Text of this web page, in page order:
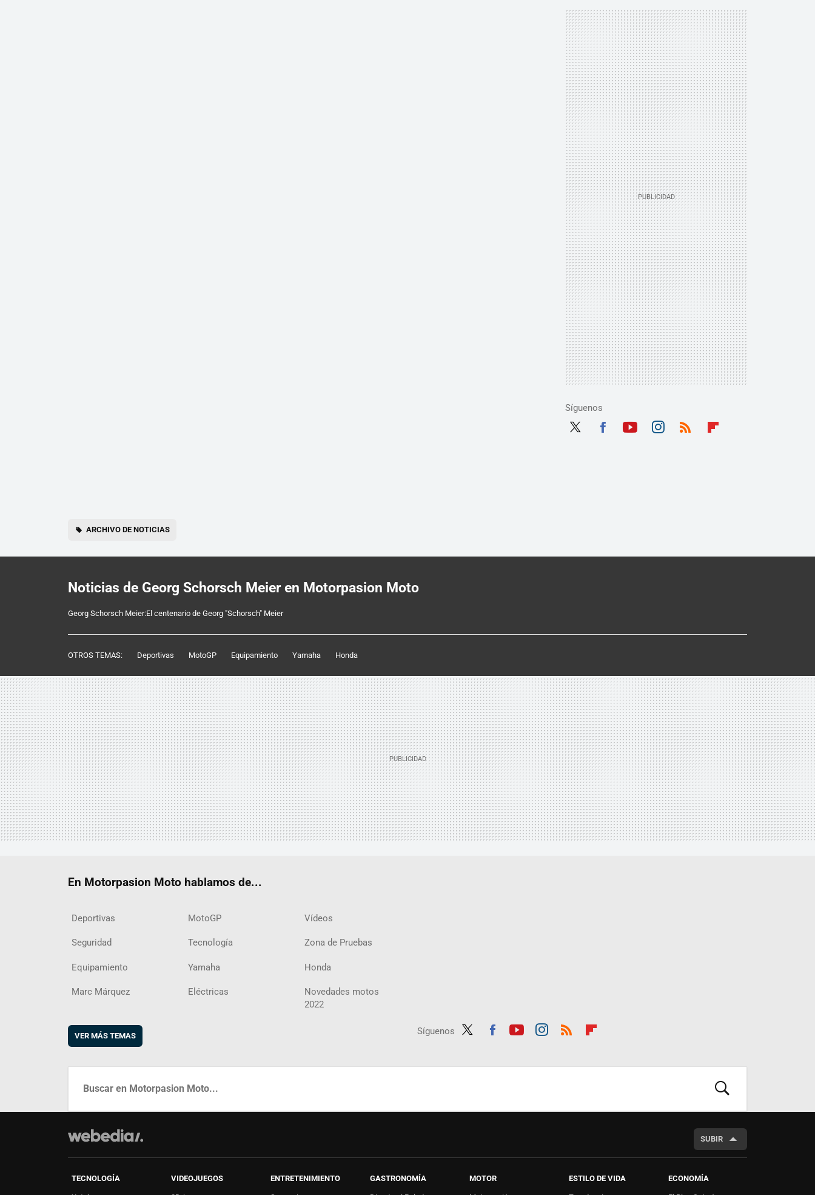
Síguenos
ARCHIVO DE NOTICIAS
Noticias de Georg Schorsch Meier en Motorpasion Moto
Georg Schorsch Meier:El centenario de Georg "Schorsch" Meier
OTROS TEMAS: Deportivas MotoGP Equipamiento Yamaha Honda
Síguenos
ter
ebo
ube
agra
boar
En Motorpasion Moto hablamos de...
Deportivas MotoGP Vídeos
Seguridad Tecnología Zona de Pruebas
Equipamiento Yamaha Honda
Marc Márquez Eléctricas
Novedades motos
2022
VER MÁS TEMAS
BUSCAR
SUBIR
TECNOLOGÍA VIDEOJUEGOS ENTRETENIMIENTO GASTRONOMÍA MOTOR ESTILO DE VIDA ECONOMÍA